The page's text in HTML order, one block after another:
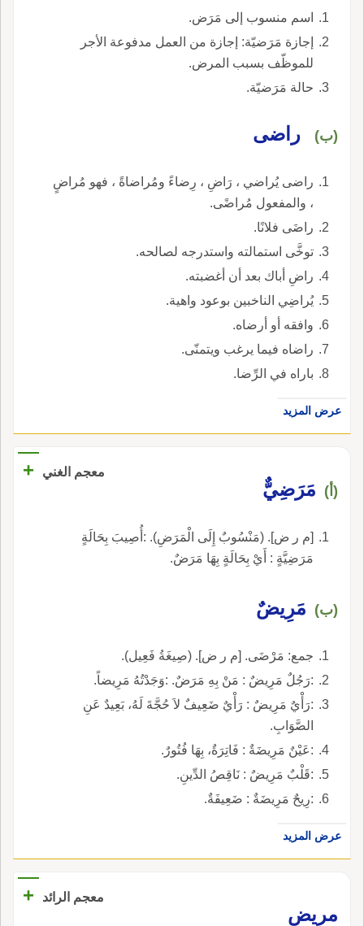
اسم منسوب إلى مَرَض.
إجازة مَرَضيّة: إجازة من العمل مدفوعة الأجر
للموظّف بسبب المرض.
حالة مَرَضيّة.
(ب) راضى
راضى يُراضي ، رَاضِ ، رِضاءً ومُراضاةً ، فهو مُراضٍ
، والمفعول مُراضًى.
راضَى فلانًا.
توخَّى استمالته واستدرجه لصالحه.
راضِ أباك بعد أن أغضبته.
يُراضِي الناخبين بوعود واهية.
وافقه أو أرضاه.
راضاه فيما يرغب ويتمنّى.
باراه في الرِّضا.
عرض المزيد
معجم الغني +
(أ) مَرَضِيٌّ
[م ر ض]. (مَنْسُوبٌ إِلَى الْمَرَضِ). :أُصِيبَ بِحَالَةٍ
مَرَضِيَّةٍ : أَيْ بِحَالَةٍ بِهَا مَرَضٌ.
(ب) مَرِيضٌ
جمع: مَرْضَى. [م ر ض]. (صِيغَةُ فَعِيل).
:رَجُلٌ مَرِيضٌ : مَنْ بِهِ مَرَضٌ. :وَجَدْتُهُ مَرِيضاً.
:رَأْيٌ مَرِيضٌ : رَأْيٌ ضَعِيفٌ لاَ حُجَّةَ لَهُ، بَعِيدٌ عَنِ
الصَّوَابِ.
:عَيْنٌ مَرِيضَةٌ : فَاتِرَةٌ، بِهَا فُتُورٌ.
:قَلْبٌ مَرِيضٌ : نَاقِصُ الدِّينِ.
:رِيحٌ مَرِيضَةٌ : ضَعِيفَةٌ.
عرض المزيد
معجم الرائد
+
مريض